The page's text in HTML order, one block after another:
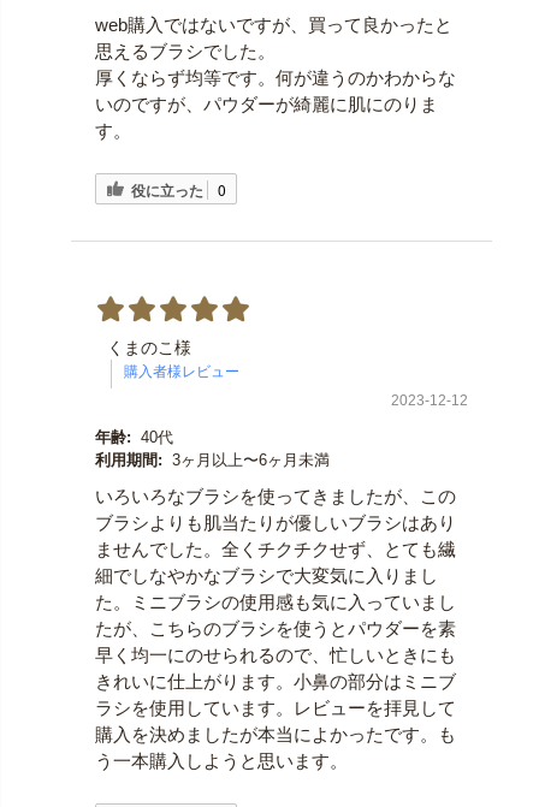
web購入ではないですが、買って良かったと
思えるブラシでした。
厚くならず均等です。何が違うのかわからな
いのですが、パウダーが綺麗に肌にのりま
す。
役に立った 0
くまのこ様
2023-12-12
年齢: 40代
利用期間: 3ヶ月以上〜6ヶ月未満
いろいろなブラシを使ってきましたが、この
ブラシよりも肌当たりが優しいブラシはあり
ませんでした。全くチクチクせず、とても繊
細でしなやかなブラシで大変気に入りまし
た。ミニブラシの使用感も気に入っていまし
たが、こちらのブラシを使うとパウダーを素
早く均一にのせられるので、忙しいときにも
きれいに仕上がります。小鼻の部分はミニブ
ラシを使用しています。レビューを拝見して
購入を決めましたが本当によかったです。も
う一本購入しようと思います。